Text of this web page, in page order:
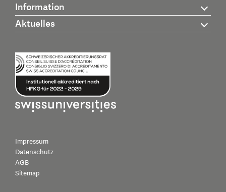
Information
Aktuelles
Impressum
Datenschutz
AGB
Sitemap